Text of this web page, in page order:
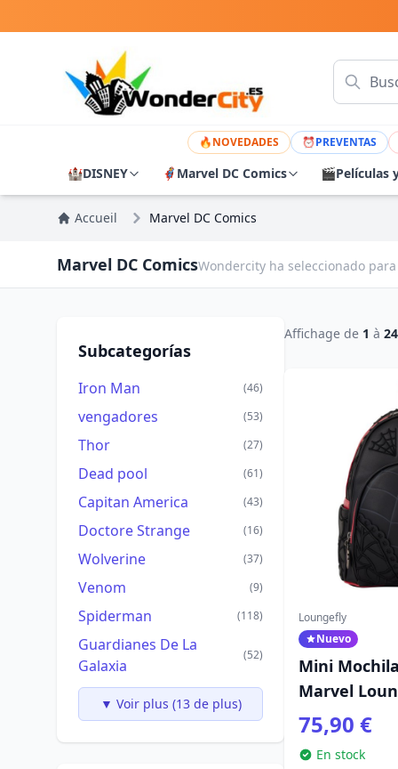
🔥NOVEDADES ⏰PREVENTAS
🏰DISNEY 🦸 Marvel DC Comics 🎬Películas
Accueil Marvel DC Comics
Marvel DC ComicsWondercity ha seleccionado
Subcategorías
Iron Man (46)
vengadores (53)
Thor (27)
Dead pool (61)
Capitan America (43)
Doctore Strange (16)
Wolverine (37)
Venom (9)
Spiderman (118)
Guardianes De La
Galaxia
(52)
▼ Voir plus (13 de plus)
Affichage de 1 à 24
Loungefly
Nuevo
Mini
Marvel
75,90 €
En stock